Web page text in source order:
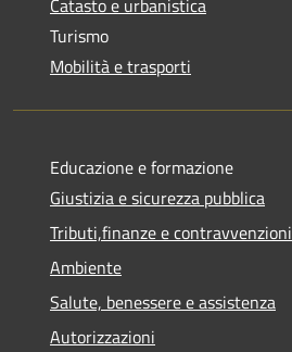
Catasto e urbanistica
Turismo
Mobilità e trasporti
Educazione e formazione
Giustizia e sicurezza pubblica
Tributi,finanze e contravvenzioni
Ambiente
Salute, benessere e assistenza
Autorizzazioni